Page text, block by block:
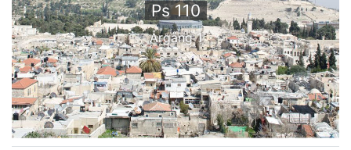
Ps 110
Årgång 1